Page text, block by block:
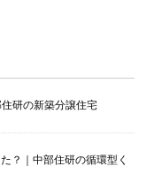
研の新築分譲住宅
？｜中部住研の循環型く